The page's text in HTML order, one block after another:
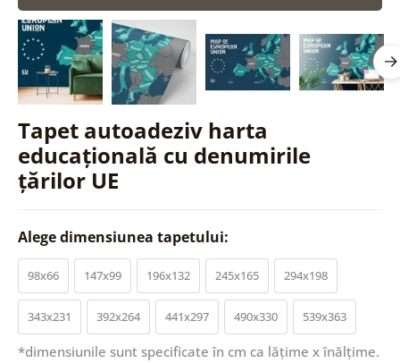
Tapet autoadeziv harta
educațională cu denumirile
țărilor UE
Alege dimensiunea tapetului:
98x66 147x99 196x132 245x165 294x198
343x231 392x264 441x297 490x330 539x363
*dimensiunile sunt specificate în cm ca lățime x înălțime.